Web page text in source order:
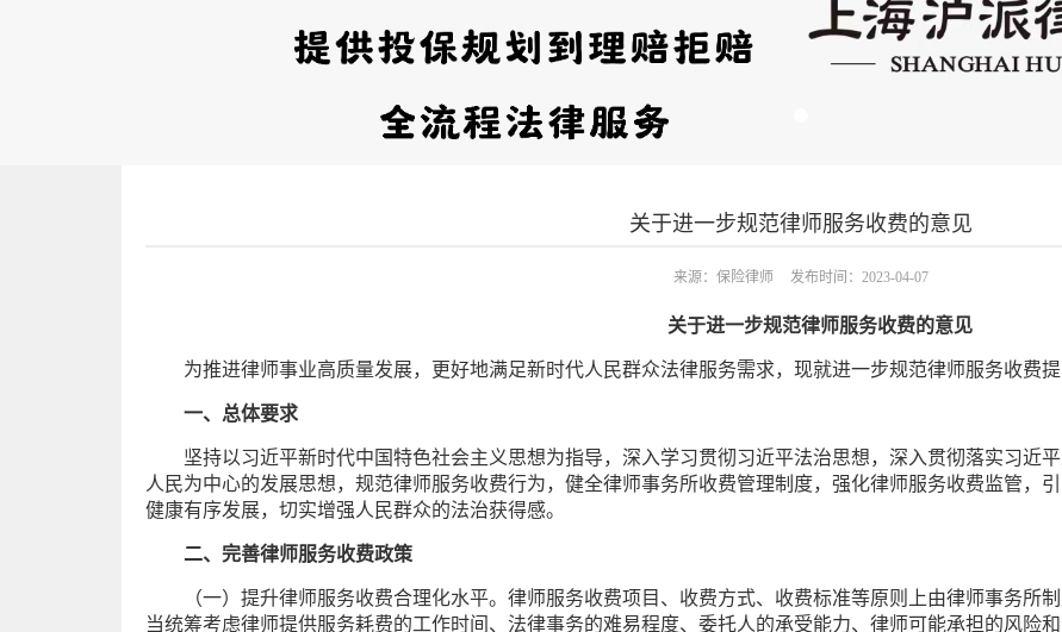
关于进一步规范律师服务收费的意见
来源：保险律师 发布时间：2023-04-07
关于进一步规范律师服务收费的意见
为推进律师事业高质量发展，更好地满足新时代人民群众法律服务需求，现就进一步规范律师服务收费提
一、总体要求
坚持以习近平新时代中国特色社会主义思想为指导，深入学习贯彻习近平法治思想，深入贯彻落实习近
人民为中心的发展思想，规范律师服务收费行为，健全律师事务所收费管理制度，强化律师服务收费监管，
健康有序发展，切实增强人民群众的法治获得感。
二、完善律师服务收费政策
（一）提升律师服务收费合理化水平。律师服务收费项目、收费方式、收费标准等原则上由律师事务所
当统筹考虑律师提供服务耗费的工作时间、法律事务的难易程度、委托人的承受能力、律师可能承担的风险